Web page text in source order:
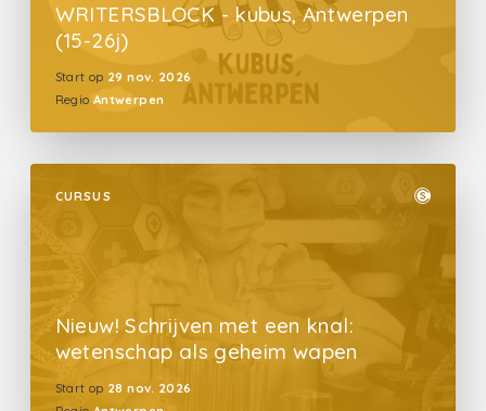
WRITERSBLOCK - kubus, Antwerpen
(15-26j)
Start op 29 nov. 2026
Regio Antwerpen
CURSUS
Nieuw! Schrijven met een knal:
wetenschap als geheim wapen
Start op 28 nov. 2026